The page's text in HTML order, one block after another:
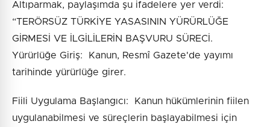
Altıparmak, paylaşımda şu ifadelere yer verdi:
“TERÖRSÜZ TÜRKİYE YASASININ YÜRÜRLÜĞE
GİRMESİ VE İLGİLİLERİN BAŞVURU SÜRECİ.
Yürürlüğe Giriş: Kanun, Resmî Gazete'de yayımı
tarihinde yürürlüğe girer.
Fiili Uygulama Başlangıcı: Kanun hükümlerinin fiilen
uygulanabilmesi ve süreçlerin başlayabilmesi için